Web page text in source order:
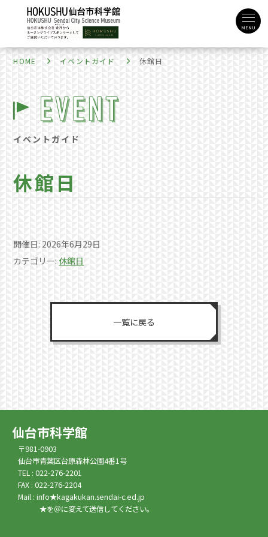
MENU
HOME イベントガイド 休館日
イベントガイド
休館日
開催日: 2026年6月29日
カテゴリー: 休館日
一覧に戻る
仙台市科学館
〒981-0903
仙台市青葉区台原森林公園4番1号
TEL : 022-276-2201
FAX : 022-276-2204
Mail : info★kagakukan.sendai-c.ed.jp
★を＠に変えて送信してください。